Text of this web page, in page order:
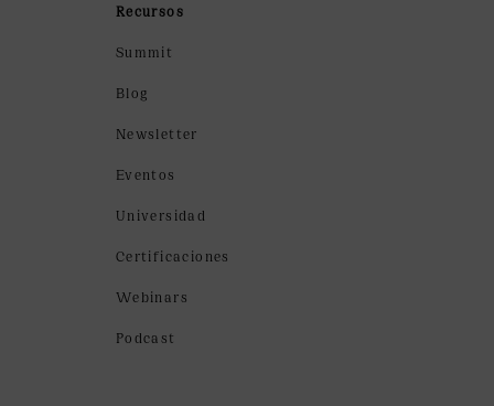
Recursos
Summit
Blog
Newsletter
Eventos
Universidad
Certificaciones
Webinars
Podcast